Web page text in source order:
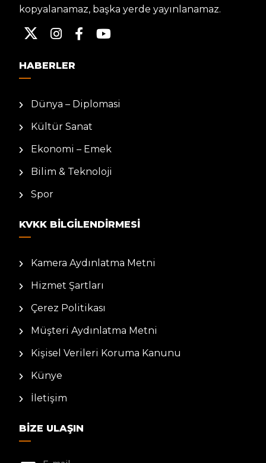
kopyalanamaz, başka yerde yayınlanamaz.
HABERLER
Dünya – Diplomasi
Kültür Sanat
Ekonomi – Emek
Bilim & Teknoloji
Spor
KVKK BILGILENDIRMESI
Kamera Aydınlatma Metni
Hizmet Şartları
Çerez Politikası
Müşteri Aydınlatma Metni
Kişisel Verileri Koruma Kanunu
Künye
İletişim
BIZE ULAŞIN